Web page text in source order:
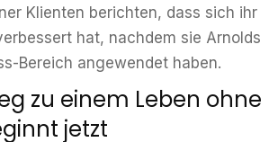
Klienten berichten, dass sich ihr
hat, nachdem sie Arnolds
Bereich angewendet haben.
zu einem Leben ohne
jetzt